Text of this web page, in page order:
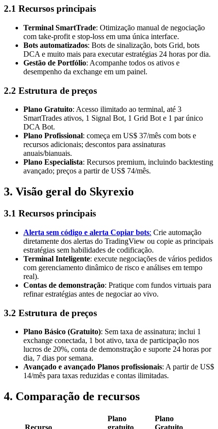
2.1 Recursos principais
Terminal SmartTrade: Otimização manual de negociação
com take‑profit e stop‑loss em uma única interface.
Bots automatizados: Bots de sinalização, bots Grid, bots
DCA e muito mais para executar estratégias 24 horas por dia.
Gestão de Portfólio: Acompanhe todos os ativos e
desempenho da exchange em um painel.
2.2 Estrutura de preços
Plano Gratuito: Acesso ilimitado ao terminal, até 3
SmartTrades ativos, 1 Signal Bot, 1 Grid Bot e 1 par único
DCA Bot.
Plano Profissional: começa em US$ 37/mês com bots e
recursos adicionais; descontos para assinaturas
anuais/bianuais.
Plano Especialista: Recursos premium, incluindo backtesting
avançado; preços a partir de US$ 74/mês.
3. Visão geral do Skyrexio
3.1 Recursos principais
Alerta sem código e alerta Copiar bots: Crie automação
diretamente dos alertas do TradingView ou copie as principais
estratégias sem habilidades de codificação.
Terminal Inteligente: execute negociações de vários pedidos
com gerenciamento dinâmico de risco e análises em tempo
real).
Contas de demonstração: Pratique com fundos virtuais para
refinar estratégias antes de negociar ao vivo.
3.2 Estrutura de preços
Plano Básico (Gratuito): Sem taxa de assinatura; inclui 1
exchange conectada, 1 bot ativo, taxa de participação nos
lucros de 20%, conta de demonstração e suporte 24 horas por
dia, 7 dias por semana.
Avançado e avançado Planos profissionais: A partir de US$
14/mês para taxas reduzidas e contas ilimitadas.
4. Comparação de recursos
Recurso
Plano
gratuito
Plano
Gratuito